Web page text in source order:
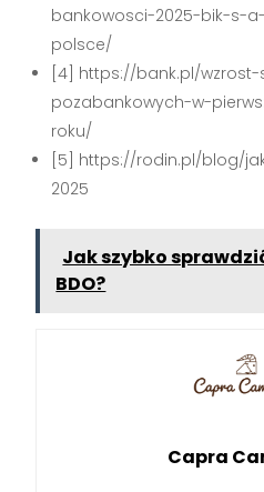
bankowosci-2025-bik-s-
polsce/
[4] https://bank.pl/
pozabankowych-w-
roku/
[5] https://rodin.pl/blog/
2025
Jak szybko
BDO?
Capra